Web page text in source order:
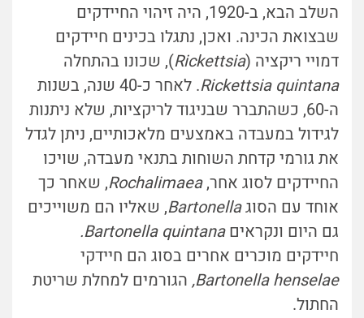
השלב הבא, ב-1920, היה זיהוי החיידקים
שבצואת הכינה. ואכן, נתגלו בכינים חיידקים
דמויי ריקציה (Rickettsia
), שכונו בהתחלה
Rickettsia quintana
.
לאחר כ-40 שנה, בשנות
ה-60, כשהתברר שבניגוד לריקציות, שלא ניתנות
לגידול במעבדה באמצעים מלאכותיים, ניתן לגדל
את גורמי קדחת השוחות בתנאי מעבדה, שויכו
החיידקים לסוג אחר,Rochalimaea, שאחר כך
אוחד עם הסוגBartonella, שאליו הם משוייכים
גם היום ונקראיםBartonella quintana.
חיידקים מוכרים אחרים בסוג הם חיידקי
Bartonella henselae, הגורמים למחלת שריטת
החתול.